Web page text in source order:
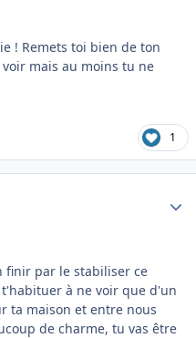
! Remets toi bien de ton
mais au moins tu ne
1
finir par le stabiliser ce
à ne voir que d'un
maison et entre nous
de charme, tu vas être